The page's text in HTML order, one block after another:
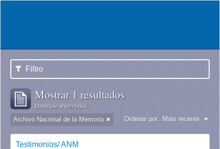
Filtro
Mostrar 1 resultados
Descrição arquivística
Archivo Nacional de la Memoria Ordenar por: Mais recente
Testimonios/ ANM